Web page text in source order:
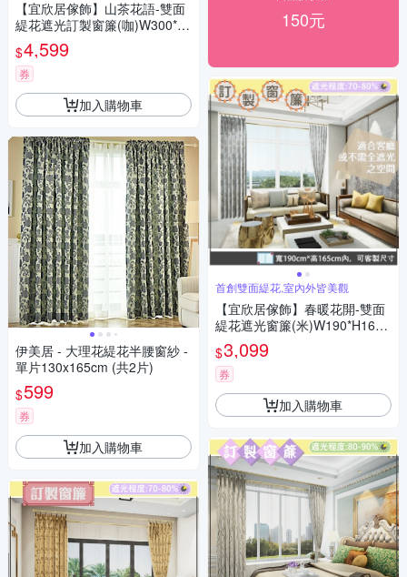
【宜欣居傢飾】山茶花語-雙面
緹花遮光訂製窗簾(咖)W300*H
211-240cm以內*2片/台灣製
$4,599
券
加入購物車
伊美居 - 大理花緹花半腰窗紗 -
單片130x165cm (共2片)
$599
券
加入購物車
150元
首創雙面緹花,室內外皆美觀
【宜欣居傢飾】春暖花開-雙面
緹花遮光窗簾(米)W190*H165c
m以內*2片/遮光/台灣製MIT
$3,099
券
加入購物車